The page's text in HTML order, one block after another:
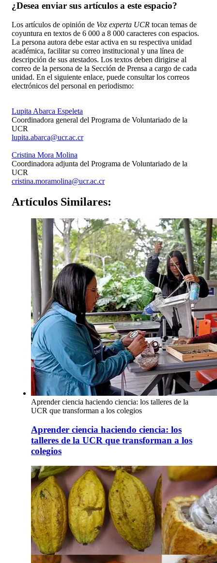
¿Desea enviar sus artículos a este espacio?
Los artículos de opinión de Voz experta UCR tocan temas de
coyuntura en textos de 6 000 a 8 000 caracteres con espacios.
La persona autora debe estar activa en su respectiva unidad
académica, facilitar su correo institucional y una línea de
descripción de sus atestados. Los textos deben dirigirse al
correo de la persona de la Sección de Prensa a cargo de cada
unidad. En el siguiente enlace, puede consultar los correos
electrónicos del personal en periodismo:
Lupita Abarca Espeleta
Coordinadora general del Programa de Voluntariado de la
UCR
lupita.abarca@ucr.ac.cr
Cristina Mora Molina
Coordinadora adjunta del Programa de Voluntariado de la
UCR
cristina.moramolina@ucr.ac.cr
Artículos Similares:
Aprender ciencia haciendo ciencia: los talleres de la
UCR que transforman a los colegios
Aprender ciencia haciendo ciencia: los
talleres de la UCR que transforman a los
colegios